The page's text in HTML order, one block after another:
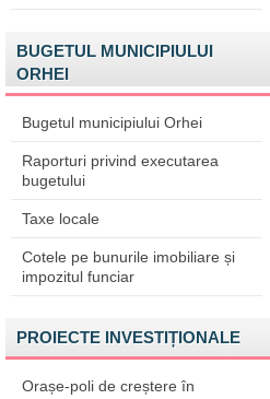
BUGETUL MUNICIPIULUI
ORHEI
Bugetul municipiului Orhei
Raporturi privind executarea
bugetului
Taxe locale
Cotele pe bunurile imobiliare și
impozitul funciar
PROIECTE INVESTIȚIONALE
Orașe-poli de creștere în